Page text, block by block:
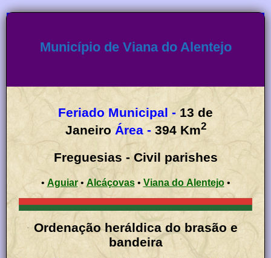
Município de Viana do Alentejo
Feriado Municipal - 13 de
Janeiro Área - 394 Km2
Freguesias - Civil parishes
• Aguiar• Alcáçovas• Viana do Alentejo•
Ordenação heráldica do brasão e
bandeira